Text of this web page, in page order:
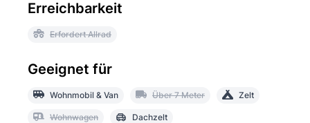
Erreichbarkeit
Erfordert Allrad
Geeignet für
Wohnmobil & Van Über 7 Meter Zelt
Wohnwagen Dachzelt